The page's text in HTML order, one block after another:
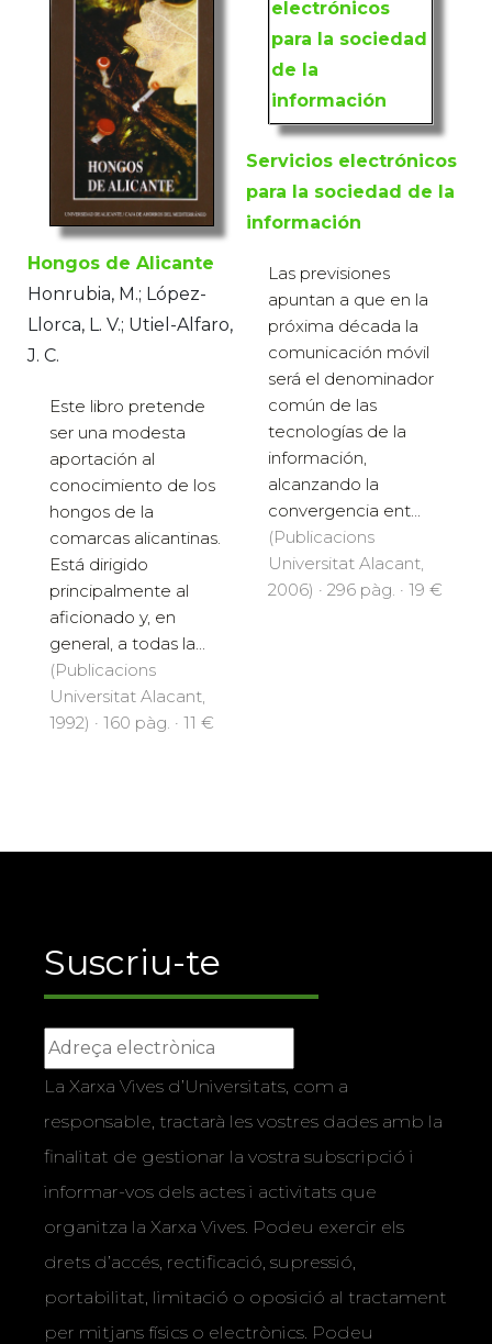
Hongos de Alicante
Honrubia, M.; López-
Llorca, L. V.; Utiel-Alfaro,
J. C.
Este libro pretende
ser una modesta
aportación al
conocimiento de los
hongos de la
comarcas alicantinas.
Está dirigido
principalmente al
aficionado y, en
general, a todas la...
(Publicacions
Universitat Alacant,
1992) · 160 pàg. · 11 €
Servicios electrónicos
para la sociedad de la
información
Las previsiones
apuntan a que en la
próxima década la
comunicación móvil
será el denominador
común de las
tecnologías de la
información,
alcanzando la
convergencia ent...
(Publicacions
Universitat Alacant,
2006) · 296 pàg. · 19 €
Suscriu-te
La Xarxa Vives d’Universitats, com a
responsable, tractarà les vostres dades amb la
finalitat de gestionar la vostra subscripció i
informar-vos dels actes i activitats que
organitza la Xarxa Vives. Podeu exercir els
drets d’accés, rectificació, supressió,
portabilitat, limitació o oposició al tractament
per mitjans físics o electrònics. Podeu